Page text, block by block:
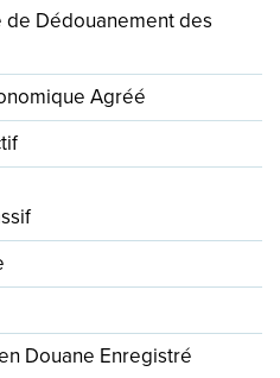
de Dédouanement des
Agréé
Douane Enregistré